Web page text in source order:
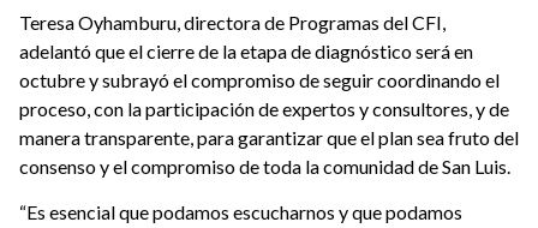
Teresa Oyhamburu, directora de Programas del CFI,
adelantó que el cierre de la etapa de diagnóstico será en
octubre y subrayó el compromiso de seguir coordinando el
proceso, con la participación de expertos y consultores, y de
manera transparente, para garantizar que el plan sea fruto del
consenso y el compromiso de toda la comunidad de San Luis.
“Es esencial que podamos escucharnos y que podamos